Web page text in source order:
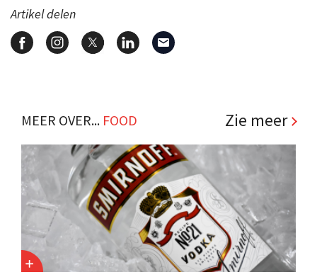
Artikel delen
MEER OVER... FOOD Zie meer